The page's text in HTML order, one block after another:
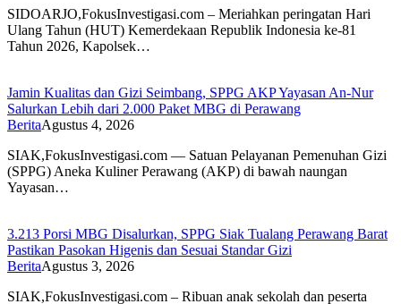
SIDOARJO,FokusInvestigasi.com – Meriahkan peringatan Hari
Ulang Tahun (HUT) Kemerdekaan Republik Indonesia ke-81
Tahun 2026, Kapolsek…
Jamin Kualitas dan Gizi Seimbang, SPPG AKP Yayasan An-Nur
Salurkan Lebih dari 2.000 Paket MBG di Perawang
BeritaAgustus 4, 2026
SIAK,FokusInvestigasi.com — Satuan Pelayanan Pemenuhan Gizi
(SPPG) Aneka Kuliner Perawang (AKP) di bawah naungan
Yayasan…
3.213 Porsi MBG Disalurkan, SPPG Siak Tualang Perawang Barat
Pastikan Pasokan Higenis dan Sesuai Standar Gizi
BeritaAgustus 3, 2026
SIAK,FokusInvestigasi.com – Ribuan anak sekolah dan peserta